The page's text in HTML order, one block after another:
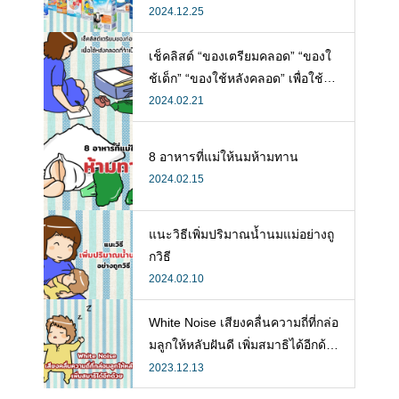
นดี พร้อมแนะวิธีการเลือกนมกล่องใ
ห้ลูก
2024.12.25
เช็คลิสต์ “ของเตรียมคลอด” “ของใ
ช้เด็ก” “ของใช้หลังคลอด” เพื่อใช้ห
ลังคลอดที่จำเป็น
2024.02.21
8 อาหารที่แม่ให้นมห้ามทาน
2024.02.15
แนะวิธีเพิ่มปริมาณน้ำนมแม่อย่างถู
กวิธี
2024.02.10
White Noise เสียงคลื่นความถี่ที่กล่อ
มลูกให้หลับฝันดี เพิ่มสมาธิได้อีกด้ว
ย
2023.12.13